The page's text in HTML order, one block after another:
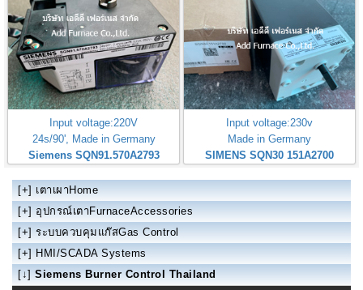
Input voltage:220V
24s/90', Made in Germany
Siemens SQN91.570A2793
Input voltage:230v
Made in Germany
SIMENS SQN30 151A2700
[+] เตาเผาHome
[+] อุปกรณ์เตาFurnaceAccessories
[+] ระบบควบคุมแก๊สGas Control
[+] HMI/SCADA Systems
[↓] Siemens Burner Control Thailand